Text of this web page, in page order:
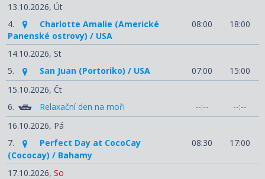
13.10.2026, Út
4.
Charlotte Amalie (Americké
Panenské ostrovy) / USA
08:00 18:00
14.10.2026, St
5.
San Juan (Portoriko) / USA 07:00
15:00
15.10.2026, Čt
6.
Relaxační den na moři --:--
--:--
16.10.2026, Pá
7.
Perfect Day at CocoCay
(Cococay) / Bahamy
08:30 17:00
17.10.2026, So